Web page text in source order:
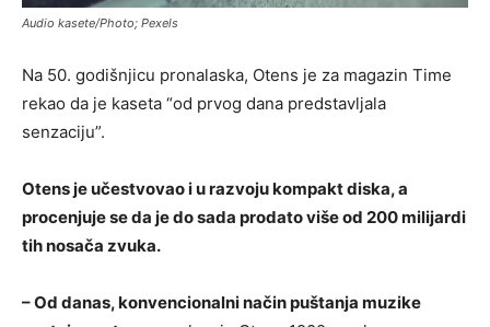
Audio kasete/Photo; Pexels
Na 50. godišnjicu pronalaska, Otens je za magazin Time
rekao da je kaseta “od prvog dana predstavljala
senzaciju”.
Otens je učestvovao i u razvoju kompakt diska, a
procenjuje se da je do sada prodato više od 200 milijardi
tih nosača zvuka.
– Od danas, konvencionalni način puštanja muzike